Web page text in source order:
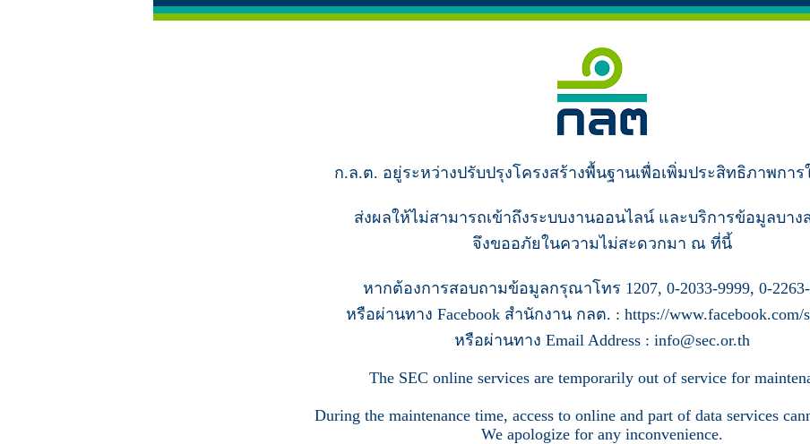
ก.ล.ต. อยู่ระหว่างปรับปรุงโครงสร้างพื้นฐานเพื่อเพิ่มประสิทธิภาพการ
ส่งผลให้ไม่สามารถเข้าถึงระบบงานออนไลน์ และบริการข้อมูลบาง
จึงขออภัยในความไม่สะดวกมา ณ ที่นี้
หากต้องการสอบถามข้อมูลกรุณาโทร 1207, 0-2033-9999, 0-2263-
หรือผ่านทาง Facebook สำนักงาน กลต. : https://www.facebook.com/
หรือผ่านทาง Email Address : info@sec.or.th
The SEC online services are temporarily out of service for
During the maintenance time, access to online and part of data services
We apologize for any inconvenience.